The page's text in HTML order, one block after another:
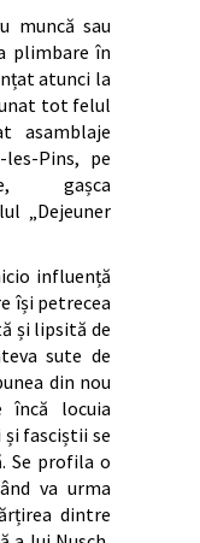
muncă sau
plimbare în
atunci la
tot felul
asamblaje
Pins, pe
gașca
„Dejeuner
influență
își petrecea
și lipsită de
sute de
din nou
încă locuia
fasciștii se
Se profila o
va urma
dintre